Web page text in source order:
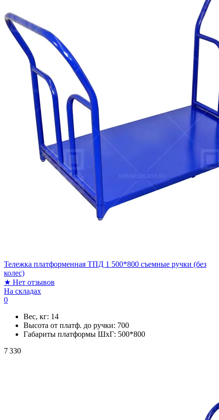
Тележка платформенная ТПД 1 500*800 съемные ручки (без
колес)
★ Нет отзывов
На складах
0
Вес, кг: 14
Высота от платф. до ручки: 700
Габариты платформы ШxГ: 500*800
7 330